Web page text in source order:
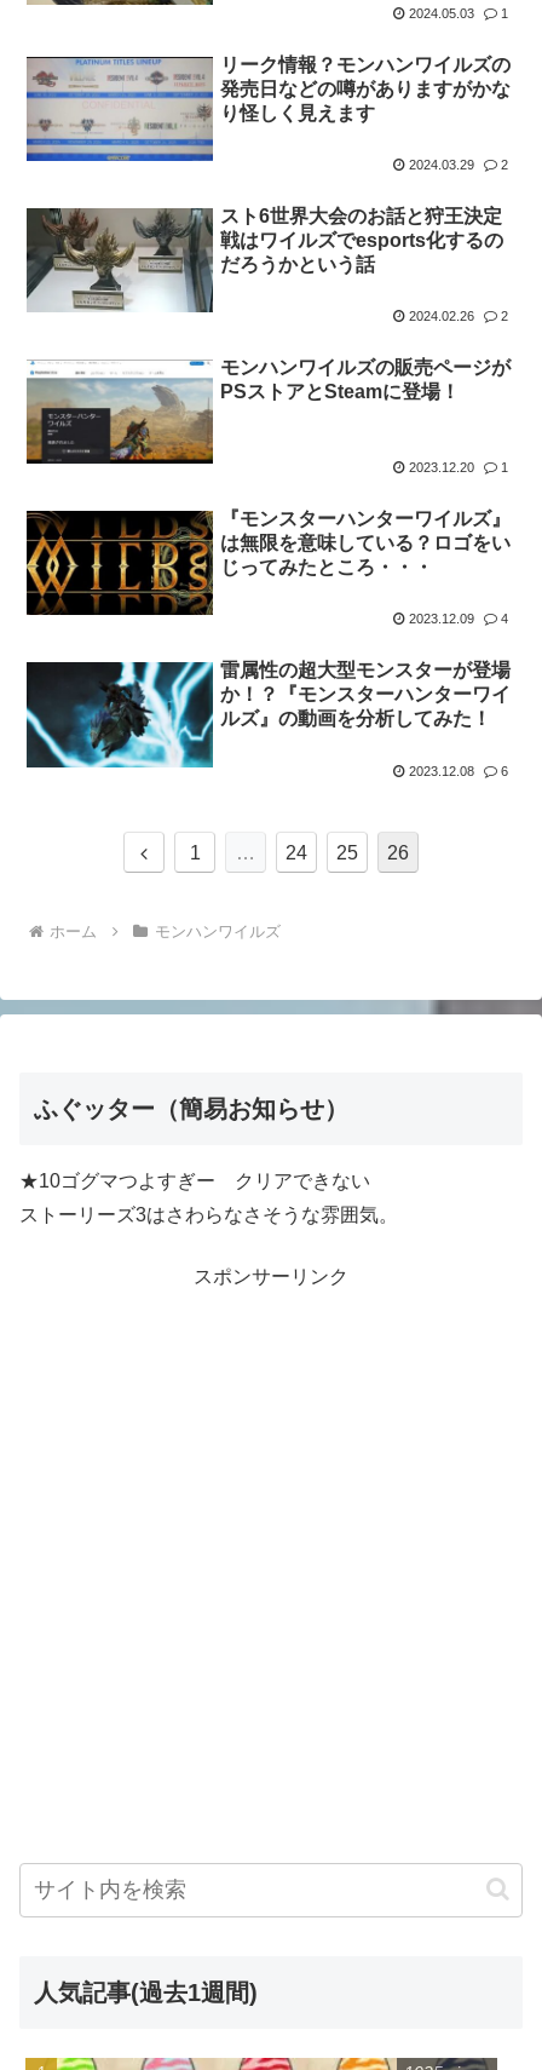
2024.05.03 1
リーク情報？モンハンワイルズの
発売日などの噂がありますがかな
り怪しく見えます
2024.03.29 2
スト6世界大会のお話と狩王決定
戦はワイルズでesports化するの
だろうかという話
2024.02.26 2
モンハンワイルズの販売ページが
PSストアとSteamに登場！
2023.12.20 1
『モンスターハンターワイルズ』
は無限を意味している？ロゴをい
じってみたところ・・・
2023.12.09 4
雷属性の超大型モンスターが登場
か！？『モンスターハンターワイ
ルズ』の動画を分析してみた！
2023.12.08 6
前
1 … 24 25 26
ホーム モンハンワイルズ
ふぐッター（簡易お知らせ）
★10ゴグマつよすぎー クリアできない
ストーリーズ3はさわらなさそうな雰囲気。
スポンサーリンク
人気記事(過去1週間)